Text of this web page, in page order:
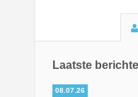
Laatste
08.07.26